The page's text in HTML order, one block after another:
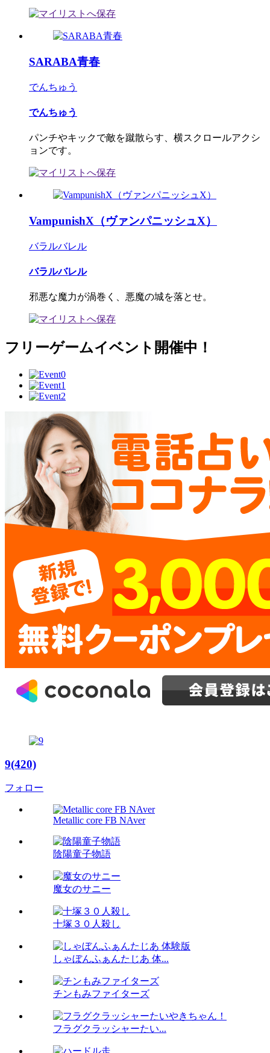
SARABA青春
でんちゅう
でんちゅう
パンチやキックで敵を蹴散らす、横スクロールアクシ
ョンです。
VampunishX（ヴァンパニッシュX）
バラルバレル
バラルバレル
邪悪な魔力が渦巻く、悪魔の城を落とせ。
フリーゲームイベント開催中！
9(420)
フォロー
Metallic core FB NAver
陰陽童子物語
魔女のサニー
十塚３０人殺し
しゃぼんふぁんたじあ 体...
チンもみファイターズ
フラグクラッシャーたい...